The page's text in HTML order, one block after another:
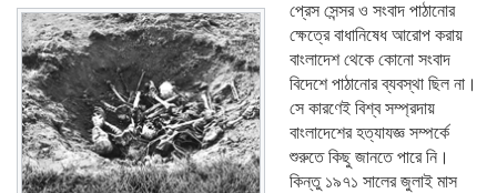
প্রেস সেন্সর ও সংবাদ পাঠানোর
ক্ষেত্রে বাধানিষেধ আরোপ করায়
বাংলাদেশ থেকে কোনো সংবাদ
বিদেশে পাঠানোর ব্যবস্থা ছিল না।
সে কারণেই বিশ্ব সম্প্রদায়
বাংলাদেশের হত্যাযজ্ঞ সম্পর্কে
শুরুতে কিছু জানতে পারে নি।
কিন্তু ১৯৭১ সালের জুলাই মাস